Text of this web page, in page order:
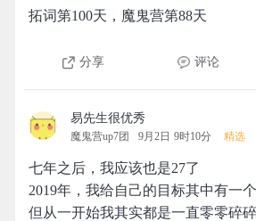
拓词第100天，魔鬼营第88天
分享 评论
易先生很优秀
魔鬼营up7团 9月2日 9时10分 精选
七年之后，我应该也是27了
2019年，我给自己的目标其中有一
但从一开始我其实都是一直零零碎